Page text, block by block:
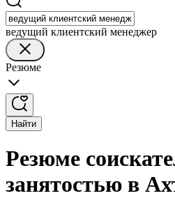
ведущий клиентский менеджер
Резюме
Найти
Резюме
занятостью в